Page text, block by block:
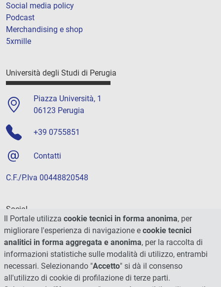
Social media policy
Podcast
Merchandising e shop
5xmille
Università degli Studi di Perugia
Piazza Università, 1
06123 Perugia
+39 0755851
Contatti
C.F./P.Iva 00448820548
Social
Il Portale utilizza cookie tecnici in forma anonima, per
migliorare l'esperienza di navigazione e cookie tecnici
analitici in forma aggregata e anonima, per la raccolta di
informazioni statistiche sulle modalità di utilizzo, entrambi
necessari. Selezionando "Accetto" si dà il consenso
all'utilizzo di cookie di profilazione di terze parti.